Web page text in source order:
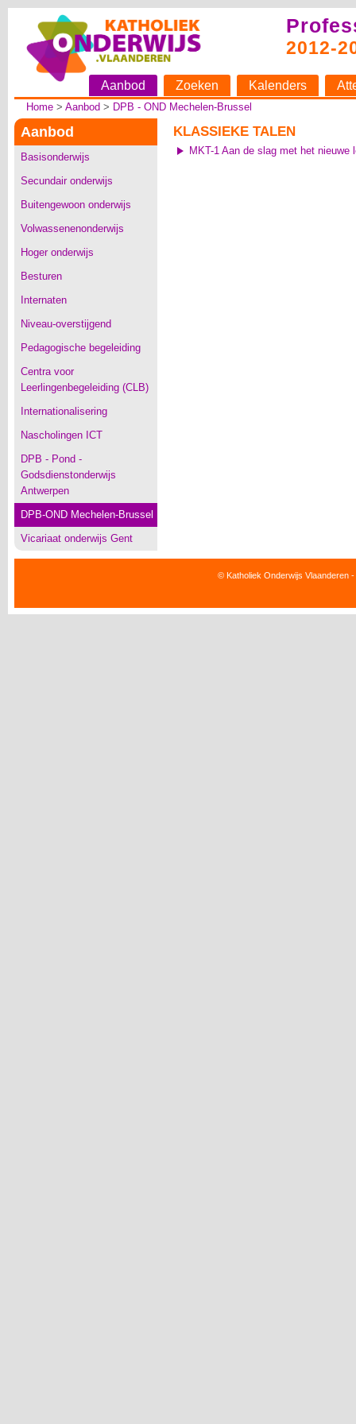
2012-
Aanbod Zoeken Kalenders
Home> Aanbod > DPB - OND Mechelen-Brussel
Aanbod
Basisonderwijs
Secundair onderwijs
Buitengewoon onderwijs
Volwassenenonderwijs
Hoger onderwijs
Besturen
Internaten
Niveau-overstijgend
Pedagogische begeleiding
Centra voor
Leerlingenbegeleiding (CLB)
Internationalisering
Nascholingen ICT
DPB - Pond -
Godsdienstonderwijs
Antwerpen
DPB-OND Mechelen-Brussel
Vicariaat onderwijs Gent
KLASSIEKE TALEN
MKT-1 Aan de slag met het nieuwe
© Katholiek Onderwijs Vlaanderen